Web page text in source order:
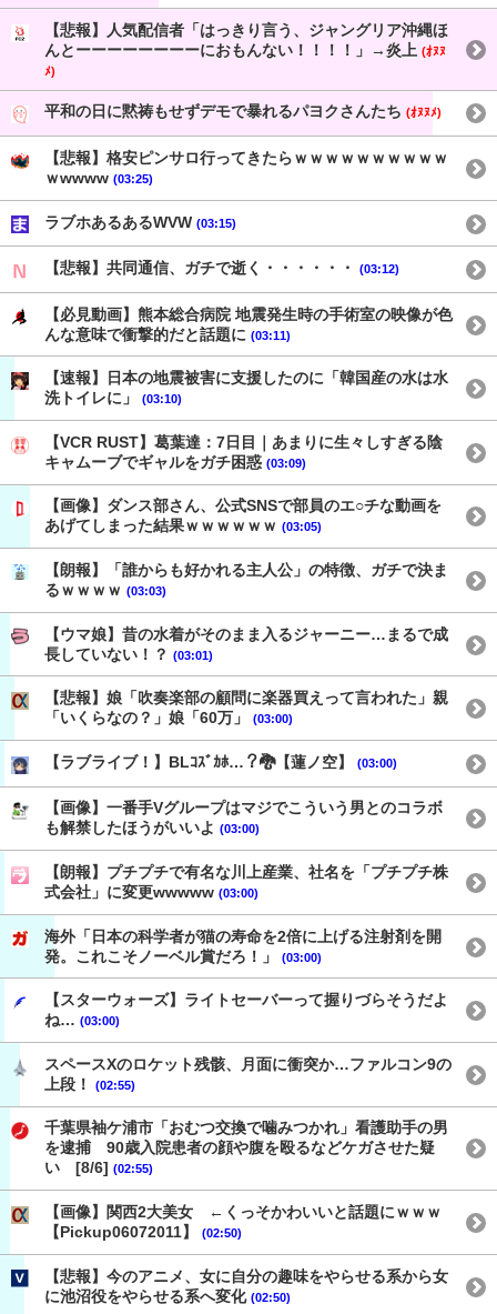
【悲報】人気配信者「はっきり言う、ジャングリア沖縄ほ
んとーーーーーーーーにおもんない！！！！」→炎上 (ｵﾇﾇ
ﾒ)
平和の日に黙祷もせずデモで暴れるパヨクさんたち (ｵﾇﾇﾒ)
【悲報】格安ピンサロ行ってきたらｗｗｗｗｗｗｗｗｗｗ
ｗwwww (03:25)
ラブホあるあるWVW (03:15)
【悲報】共同通信、ガチで逝く・・・・・・ (03:12)
【必見動画】熊本総合病院 地震発生時の手術室の映像が色
んな意味で衝撃的だと話題に (03:11)
【速報】日本の地震被害に支援したのに「韓国産の水は水
洗トイレに」
(03:10)
【VCR RUST】葛葉達：7日目｜あまりに生々しすぎる陰
キャムーブでギャルをガチ困惑 (03:09)
【画像】ダンス部さん、公式SNSで部員のエ○チな動画を
あげてしまった結果ｗｗｗｗｗｗ (03:05)
【朗報】「誰からも好かれる主人公」の特徴、ガチで決ま
るｗｗｗｗ (03:03)
【ウマ娘】昔の水着がそのまま入るジャーニー…まるで成
長していない！？ (03:01)
【悲報】娘「吹奏楽部の顧問に楽器買えって言われた」親
「いくらなの？」娘「60万」
(03:00)
【ラブライブ！】BLｺｽﾞｶﾎ…？🐉【蓮ノ空】 (03:00)
【画像】一番手Vグループはマジでこういう男とのコラボ
も解禁したほうがいいよ (03:00)
【朗報】プチプチで有名な川上産業、社名を「プチプチ株
式会社」に変更wwwww (03:00)
海外「日本の科学者が猫の寿命を2倍に上げる注射剤を開
発。これこそノーベル賞だろ！」
(03:00)
【スターウォーズ】ライトセーバーって握りづらそうだよ
ね… (03:00)
スペースXのロケット残骸、月面に衝突か…ファルコン9の
上段！
(02:55)
千葉県袖ケ浦市「おむつ交換で噛みつかれ」看護助手の男
を逮捕 90歳入院患者の顔や腹を殴るなどケガさせた疑
い [8/6] (02:55)
【画像】関西2大美女 ←くっそかわいいと話題にｗｗｗ
【Pickup06072011】
(02:50)
【悲報】今のアニメ、女に自分の趣味をやらせる系から女
に池沼役をやらせる系へ変化 (02:50)